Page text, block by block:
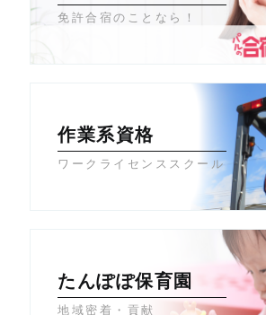
免許合宿のことなら！
作業系資格
ワークライセンススクール
たんぽぽ保育園
地域密着・貢献